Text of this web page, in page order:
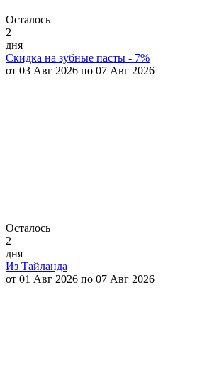
Осталось
2
дня
Скидка на зубные пасты - 7%
от 03 Авг 2026 по 07 Авг 2026
Осталось
2
дня
Из Тайланда
от 01 Авг 2026 по 07 Авг 2026